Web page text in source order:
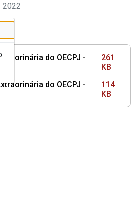
- Documentos
2022
do OECPJ -
261
KB
do OECPJ -
114
KB